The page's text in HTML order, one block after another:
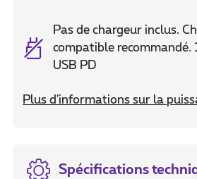
Pas de chargeur inclus.
compatible
USB PD
Plus d'informations sur la
Spécifications